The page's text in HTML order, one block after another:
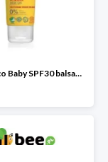
DERMA Eco Baby SPF30 balsam przeciwsłoneczny dla dzieci